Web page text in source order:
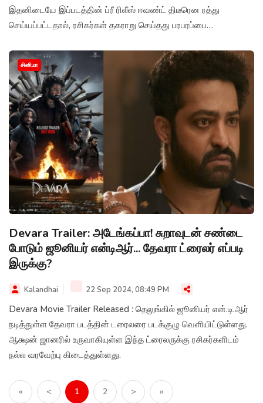
இதனிடையே இப்படத்தின் ப்ரீ ரிலீஸ் ஈவண்ட் திடீரென ரத்து
செய்யப்பட்டதால், ரசிகர்கள் தகராறு செய்தது பரபரப்பை
சினிமா
Devara Trailer: அடேங்கப்பா! சுறாவுடன் சண்டை
போடும் ஜூனியர் என்டிஆர்... தேவரா ட்ரைலர் எப்படி
இருக்கு?
Kalandhai 22 Sep 2024, 08:49 PM
Devara Movie Trailer Released : தெலுங்கில் ஜூனியர் என்.டி.ஆர்
நடித்துள்ள தேவரா படத்தின் டரைலரை படக்குழு வெளியிட்டுள்ளது.
ஆக்ஷன் ஜானரில் உருவாகியுள்ள இந்த ட்ரைலருக்கு ரசிகர்களிடம்
நல்ல வரவேற்பு கிடைத்துள்ளது.
« < 1 2 > »